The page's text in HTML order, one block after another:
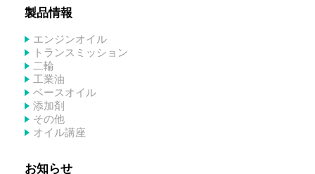
製品情報
エンジンオイル
トランスミッション
二輪
工業油
ベースオイル
添加剤
その他
オイル講座
お知らせ